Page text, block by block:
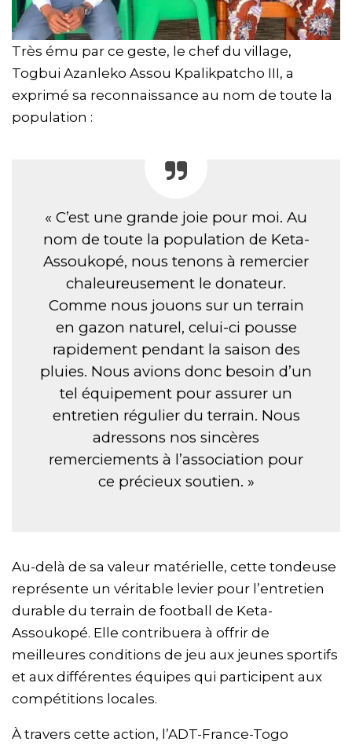
Très ému par ce geste, le chef du village,
Togbui Azanleko Assou Kpalikpatcho III, a
exprimé sa reconnaissance au nom de toute la
population :
« C’est une grande joie pour moi. Au
nom de toute la population de Keta-
Assoukopé, nous tenons à remercier
chaleureusement le donateur.
Comme nous jouons sur un terrain
en gazon naturel, celui-ci pousse
rapidement pendant la saison des
pluies. Nous avions donc besoin d’un
tel équipement pour assurer un
entretien régulier du terrain. Nous
adressons nos sincères
remerciements à l’association pour
ce précieux soutien. »
Au-delà de sa valeur matérielle, cette tondeuse
représente un véritable levier pour l’entretien
durable du terrain de football de Keta-
Assoukopé. Elle contribuera à offrir de
meilleures conditions de jeu aux jeunes sportifs
et aux différentes équipes qui participent aux
compétitions locales.
À travers cette action, l’ADT-France-Togo